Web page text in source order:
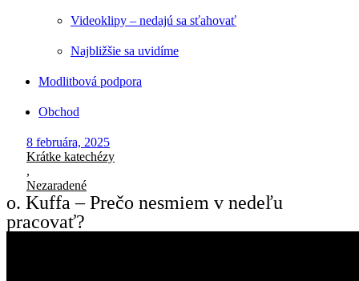
Videoklipy – nedajú sa sťahovať
Najbližšie sa uvidíme
Modlitbová podpora
Obchod
8 februára, 2025
Krátke katechézy
,
Nezaradené
o. Kuffa – Prečo nesmiem v nedeľu
pracovať?